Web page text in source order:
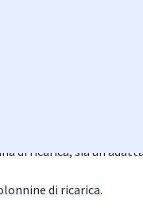
di ricarica, sia un
di ricarica.